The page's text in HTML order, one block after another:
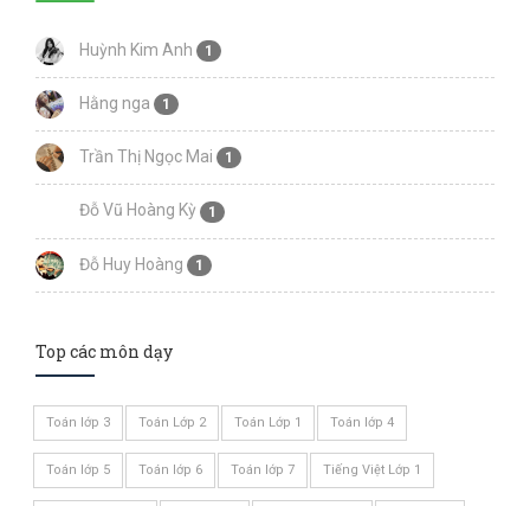
Huỳnh Kim Anh 1
Hằng nga 1
Trần Thị Ngọc Mai 1
Đỗ Vũ Hoàng Kỳ 1
Đỗ Huy Hoàng 1
Top các môn dạy
Toán lớp 3 Toán Lớp 2 Toán Lớp 1 Toán lớp 4
Toán lớp 5 Toán lớp 6 Toán lớp 7 Tiếng Việt Lớp 1